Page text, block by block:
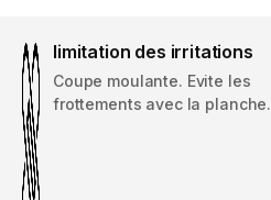
limitation des irritations
Coupe moulante. Evite les
frottements avec la planche.